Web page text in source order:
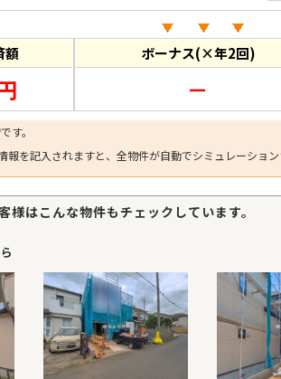
額 ボーナス(×年2回)
－
す。
報を記入されますと、全物件が自動でシミュレーション
様はこんな物件もチェックしています。